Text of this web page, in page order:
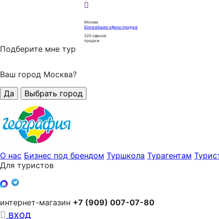
Москва
Ближайшие офисы продаж
320 офисов
продаж
Подберите мне тур
Ваш город Москва?
Да
Выбрать город
О нас Бизнес под брендом Туршкола Турагентам
Для туристов
интернет-магазин +7 (909) 007-07-80
вход